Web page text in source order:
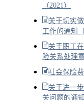
（2021）
关于切实
工作的通知（
关于职工
险关系处理
社会保险
关于进一
关问题的通知